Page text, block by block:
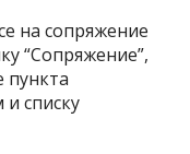
на сопряжение
“Сопряжение”,
пункта
списку